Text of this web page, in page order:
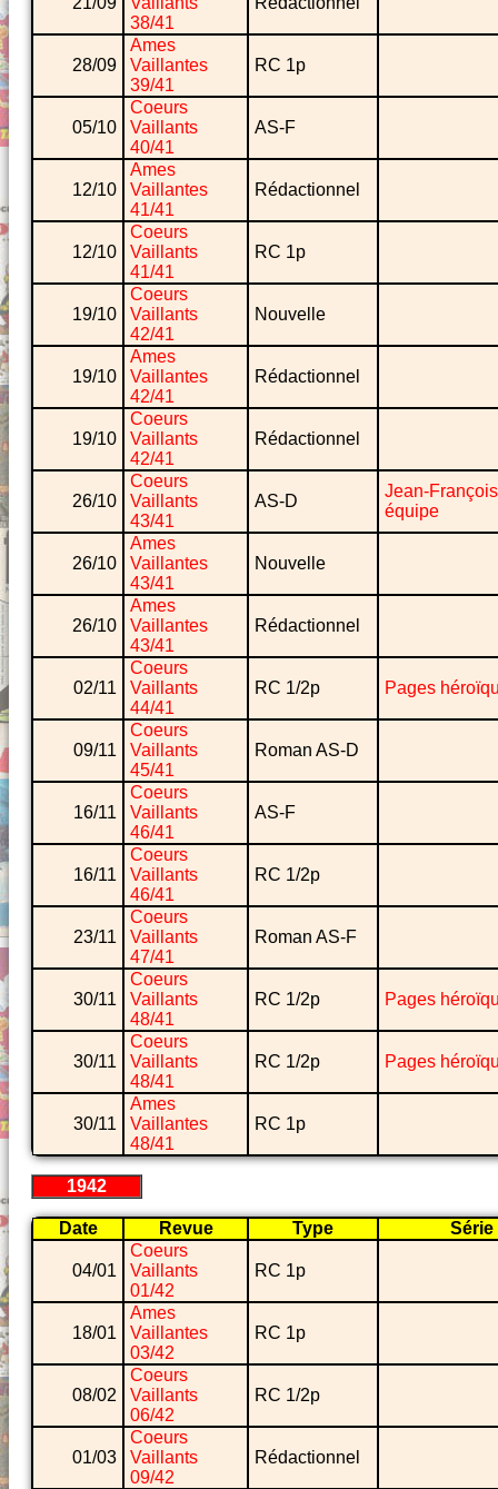
38/41
28/09
Ames
Vaillantes
39/41
RC 1p
05/10
Coeurs
Vaillants
40/41
AS-F
12/10
Ames
Vaillantes
41/41
Rédactionnel
12/10
Coeurs
Vaillants
41/41
RC 1p
19/10
Coeurs
Vaillants
42/41
Nouvelle
19/10
Ames
Vaillantes
42/41
Rédactionnel
19/10
Coeurs
Vaillants
42/41
Rédactionnel
26/10
Coeurs
Vaillants
43/41
AS-D
Jean-
équipe
26/10
Ames
Vaillantes
43/41
Nouvelle
26/10
Ames
Vaillantes
43/41
Rédactionnel
02/11
Coeurs
Vaillants
44/41
RC 1/2p Pages
09/11
Coeurs
Vaillants
45/41
Roman AS-D
16/11
Coeurs
Vaillants
46/41
AS-F
16/11
Coeurs
Vaillants
46/41
RC 1/2p
23/11
Coeurs
Vaillants
47/41
Roman AS-F
30/11
Coeurs
Vaillants
48/41
RC 1/2p Pages
30/11
Coeurs
Vaillants
48/41
RC 1/2p Pages
30/11
Ames
Vaillantes
48/41
RC 1p
1942
Date Revue Type Série
04/01
Coeurs
Vaillants
01/42
RC 1p
18/01
Ames
Vaillantes
03/42
RC 1p
08/02
Coeurs
Vaillants
06/42
RC 1/2p
01/03
Coeurs
Vaillants
09/42
Rédactionnel